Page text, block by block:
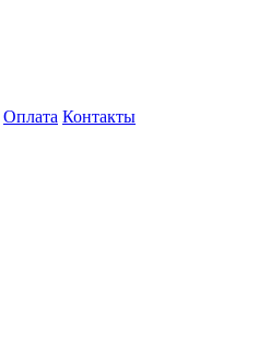
Оплата Контакты